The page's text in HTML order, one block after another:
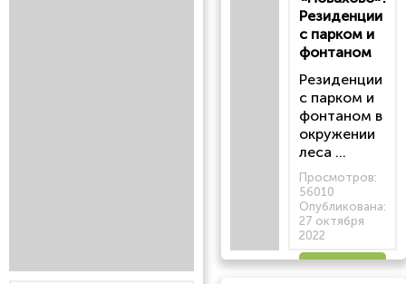
Резиденции
с парком и
фонтаном
Резиденции
с парком и
фонтаном в
окружении
леса ...
Просмотров:
56010
Опубликована:
27 октября
2022